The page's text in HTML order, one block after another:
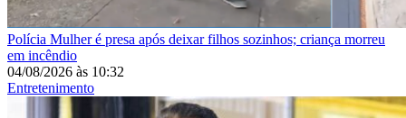
Polícia Mulher é presa após deixar filhos sozinhos; criança morreu
em incêndio
04/08/2026 às 10:32
Entretenimento